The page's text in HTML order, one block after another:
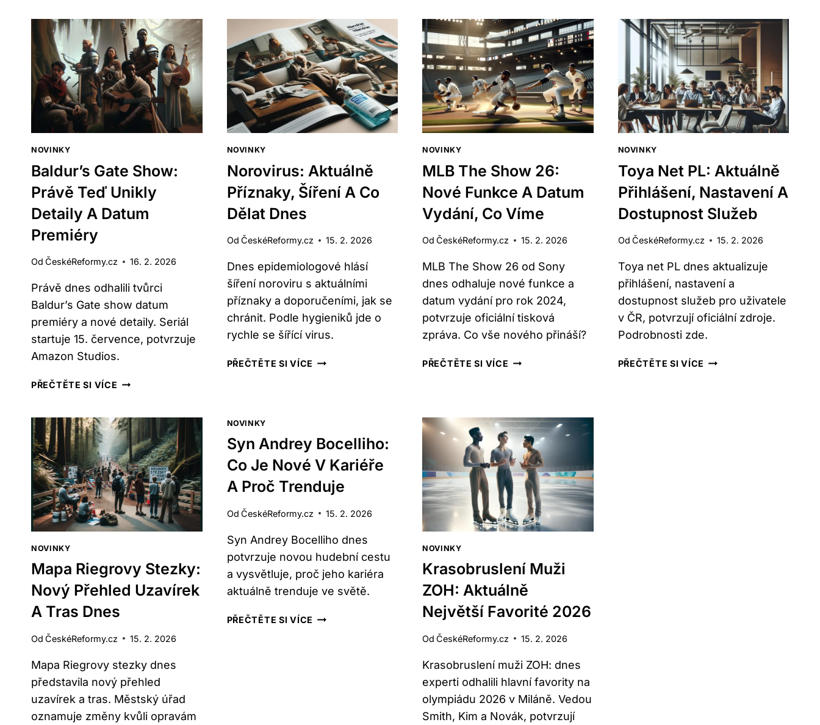
DŮLEŽITÉ
NOVINKY,
TERMÍNY
A
KDE
SLEDOVAT
CO
VÍME
A
REAKCE
NA
SOCIÁLNÍCH
SÍTÍCH
PROGRAM
A
VÍTĚZOVÉ
NOVINKY
Baldur’s Gate Show:
Právě Teď Unikly
Detaily A Datum
Premiéry
Od ČeskéReformy.cz 16. 2. 2026
Právě dnes odhalili tvůrci
Baldur’s Gate show datum
premiéry a nové detaily. Seriál
startuje 15. července, potvrzuje
Amazon Studios.
PŘEČTĚTE SI VÍCE BALDUR’S
PRÁVĚ
TEĎ
UNIKLY
DETAILY
A
DATUM
PREMIÉRY
NOVINKY
Norovirus: Aktuálně
Příznaky, Šíření A Co
Dělat Dnes
Od ČeskéReformy.cz 15. 2. 2026
Dnes epidemiologové hlásí
šíření noroviru s aktuálními
příznaky a doporučeními, jak se
chránit. Podle hygieniků jde o
rychle se šířící virus.
PŘEČTĚTE SI VÍCE NOROVIRUS:
DĚLAT
DNES
NOVINKY
MLB The Show 26:
Nové Funkce A Datum
Vydání, Co Víme
Od ČeskéReformy.cz 15. 2. 2026
MLB The Show 26 od Sony
dnes odhaluje nové funkce a
datum vydání pro rok 2024,
potvrzuje oficiální tisková
zpráva. Co vše nového přináší?
PŘEČTĚTE SI VÍCE MLB
NOVÉ
FUNKCE
DATUM
VYDÁNÍ,
VÍME
NOVINKY
Toya Net PL: Aktuálně
Přihlášení, Nastavení A
Dostupnost Služeb
Od ČeskéReformy.cz 15. 2. 2026
Toya net PL dnes aktualizuje
přihlášení, nastavení a
dostupnost služeb pro uživatele
v ČR, potvrzují oficiální zdroje.
Podrobnosti zde.
PŘEČTĚTE SI VÍCE TOYA
NOVINKY
Mapa Riegrovy Stezky:
Nový Přehled Uzavírek
A Tras Dnes
Od ČeskéReformy.cz 15. 2. 2026
Mapa Riegrovy stezky dnes
představila nový přehled
uzavírek a tras. Městský úřad
oznamuje změny kvůli opravám
NOVINKY
Syn Andrey Bocelliho:
Co Je Nové V Kariéře
A Proč Trenduje
Od ČeskéReformy.cz 15. 2. 2026
Syn Andrey Bocelliho dnes
potvrzuje novou hudební cestu
a vysvětluje, proč jeho kariéra
aktuálně trenduje ve světě.
PŘEČTĚTE SI VÍCE SYN
NOVINKY
Krasobruslení Muži
ZOH: Aktuálně
Největší Favorité 2026
Od ČeskéReformy.cz 15. 2. 2026
Krasobruslení muži ZOH: dnes
experti odhalili hlavní favority na
olympiádu 2026 v Miláně. Vedou
Smith, Kim a Novák, potvrzují